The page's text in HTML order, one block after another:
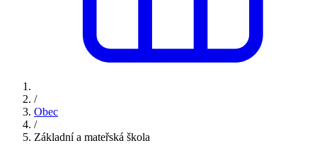
/
Obec
/
Základní a mateřská škola